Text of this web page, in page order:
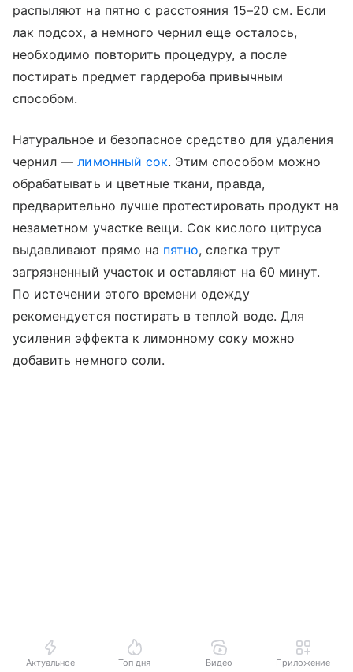
распыляют на пятно с расстояния 15–20 см. Если
лак подсох, а немного чернил еще осталось,
необходимо повторить процедуру, а после
постирать предмет гардероба привычным
способом.
Натуральное и безопасное средство для удаления
чернил —лимонный сок. Этим способом можно
обрабатывать и цветные ткани, правда,
предварительно лучше протестировать продукт на
незаметном участке вещи. Сок кислого цитруса
выдавливают прямо на пятно, слегка трут
загрязненный участок и оставляют на 60 минут.
По истечении этого времени одежду
рекомендуется постирать в теплой воде. Для
усиления эффекта к лимонному соку можно
добавить немного соли.
Актуальное Топ дня Видео Приложение